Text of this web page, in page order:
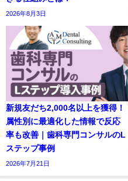
2026年8月3日
新規友だち2,000名以上を獲得！
属性別に最適化した情報で反応
率も改善｜歯科専門コンサルのL
ステップ事例
2026年7月21日